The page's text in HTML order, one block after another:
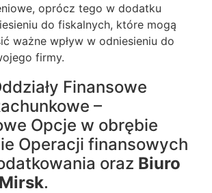
oprócz tego w dodatku
do fiskalnych, które mogą
ważne wpływ w odniesieniu do
firmy.
Finansowe
–
Opcje w obrębie
Operacji finansowych
oraz Biuro
.